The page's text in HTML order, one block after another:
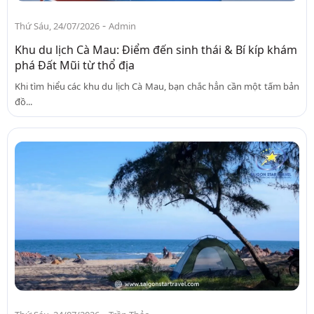
Thứ Sáu, 24/07/2026 - Admin
Khu du lịch Cà Mau: Điểm đến sinh thái & Bí kíp khám
phá Đất Mũi từ thổ địa
Khi tìm hiểu các khu du lịch Cà Mau, bạn chắc hẳn cần một tấm bản
đồ...